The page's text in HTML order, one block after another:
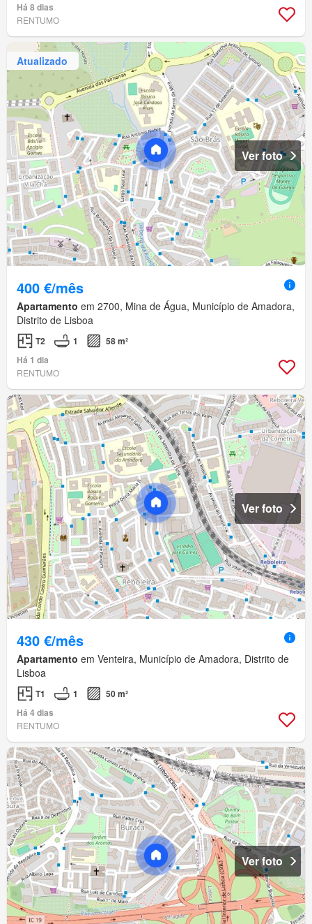
Há 8 dias
RENTUMO
Atualizado
Ver foto
400 €/mês
Apartamento em 2700, Mina de Água, Município de Amadora,
Distrito de Lisboa
T2 1
58 m²
Há 1 dia
RENTUMO
Ver foto
430 €/mês
Apartamento em Venteira, Município de Amadora, Distrito de
Lisboa
T1 1
50 m²
Há 4 dias
RENTUMO
Ver foto